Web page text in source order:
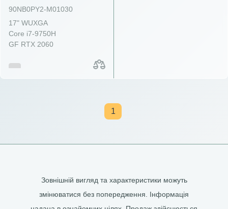
90NB0PY2-M01030
17" WUXGA
Core i7-9750H
GF RTX 2060
1
Зовнішній вигляд та характеристики можуть
змінюватися без попередження. Інформація